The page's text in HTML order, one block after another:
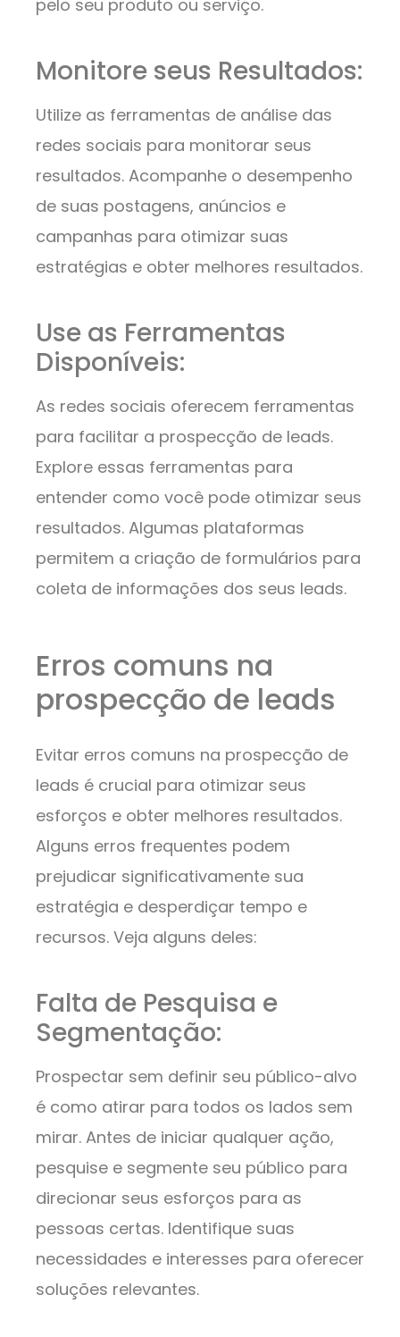
pelo seu produto ou serviço.
Monitore seus Resultados:
Utilize as ferramentas de análise das
redes sociais para monitorar seus
resultados. Acompanhe o desempenho
de suas postagens, anúncios e
campanhas para otimizar suas
estratégias e obter melhores resultados.
Use as Ferramentas
Disponíveis:
As redes sociais oferecem ferramentas
para facilitar a prospecção de leads.
Explore essas ferramentas para
entender como você pode otimizar seus
resultados. Algumas plataformas
permitem a criação de formulários para
coleta de informações dos seus leads.
Erros comuns na
prospecção de leads
Evitar erros comuns na prospecção de
leads é crucial para otimizar seus
esforços e obter melhores resultados.
Alguns erros frequentes podem
prejudicar significativamente sua
estratégia e desperdiçar tempo e
recursos. Veja alguns deles:
Falta de Pesquisa e
Segmentação:
Prospectar sem definir seu público-alvo
é como atirar para todos os lados sem
mirar. Antes de iniciar qualquer ação,
pesquise e segmente seu público para
direcionar seus esforços para as
pessoas certas. Identifique suas
necessidades e interesses para oferecer
soluções relevantes.